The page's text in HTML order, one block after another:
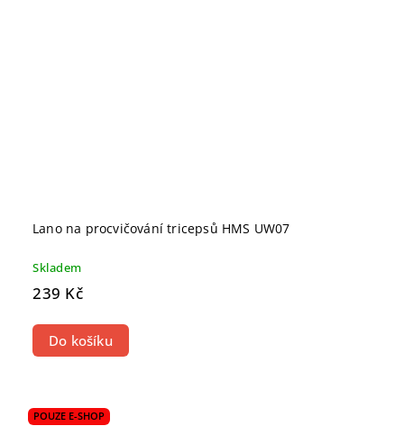
Lano na procvičování tricepsů HMS UW07
Skladem
239 Kč
Do košíku
POUZE E-SHOP